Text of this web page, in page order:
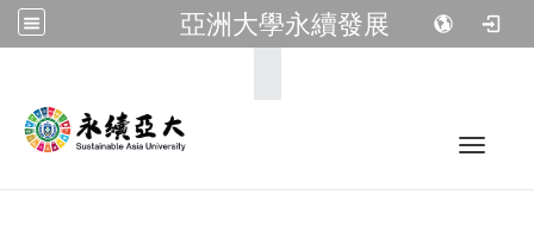
亞洲大學永續發展
Toggle